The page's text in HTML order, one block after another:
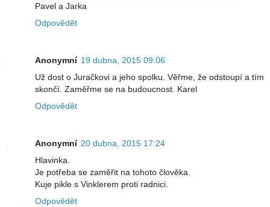
Pavel a Jarka
Odpovědět
Anonymní 19 dubna, 2015 09:06
Už dost o Juračkovi a jeho spolku. Věřme, že odstoupí a tím
skončí. Zaměřme se na budoucnost. Karel
Odpovědět
Anonymní 20 dubna, 2015 17:24
Hlavinka.
Je potřeba se zaměřit na tohoto člověka.
Kuje pikle s Vinklerem proti radnici.
Odpovědět